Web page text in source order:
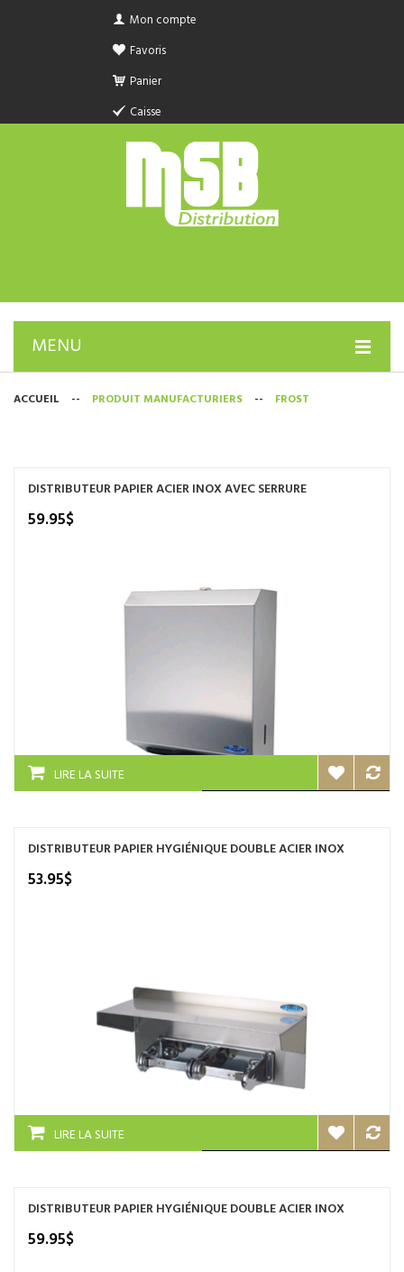
Mon compte
Favoris
Panier
Caisse
MENU
PRODUIT SANITAIRE.COM
ACCUEIL -- PRODUIT MANUFACTURIERS -- FROST
DISTRIBUTEUR PAPIER ACIER INOX AVEC SERRURE
59.95$
LIRE LA SUITE
DISTRIBUTEUR PAPIER HYGIÉNIQUE DOUBLE ACIER INOX
53.95$
LIRE LA SUITE
DISTRIBUTEUR PAPIER HYGIÉNIQUE DOUBLE ACIER INOX
59.95$